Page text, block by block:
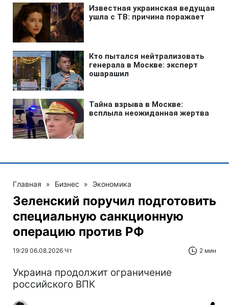
Главная » Бизнес » Экономика
Зеленский поручил подготовить
специальную санкционную
операцию против РФ
19:29 06.08.2026 Чт 2 мин
Украина продолжит ограничение
российского ВПК